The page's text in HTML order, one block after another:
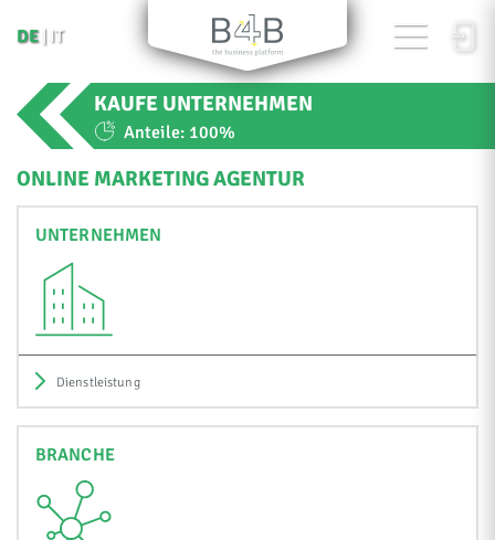
DE IT
KAUFE UNTERNEHMEN
Anteile: 100%
ONLINE MARKETING AGENTUR
UNTERNEHMEN
Dienstleistung
BRANCHE